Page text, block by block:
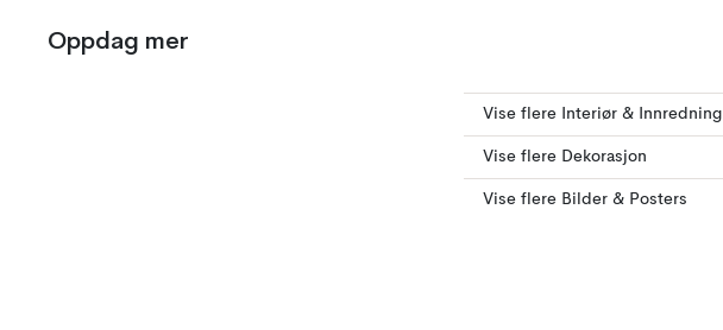
Oppdag mer
Vise flere Interiør & Innredning
Vise flere Dekorasjon
Vise flere Bilder & Posters